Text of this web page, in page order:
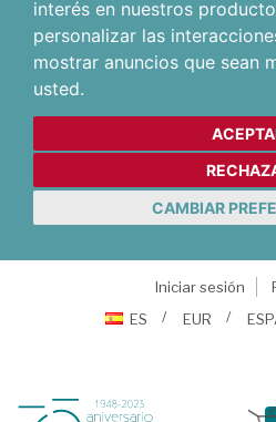
interés en nuestros
personalizar las
mostrar anuncios que sean
usted.
CAMBIAR
Iniciar sesión
ES
EUR